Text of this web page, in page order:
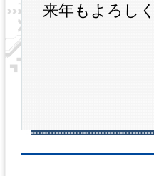
来年もよろし